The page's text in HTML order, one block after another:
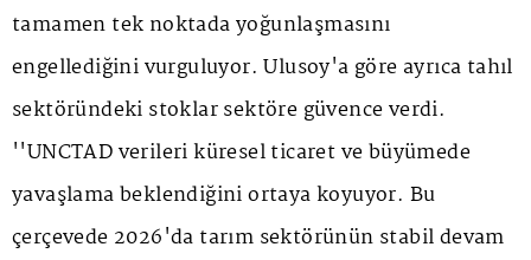
tamamen tek noktada yoğunlaşmasını
engellediğini vurguluyor. Ulusoy'a göre ayrıca tahıl
sektöründeki stoklar sektöre güvence verdi.
''UNCTAD verileri küresel ticaret ve büyümede
yavaşlama beklendiğini ortaya koyuyor. Bu
çerçevede 2026'da tarım sektörünün stabil devam